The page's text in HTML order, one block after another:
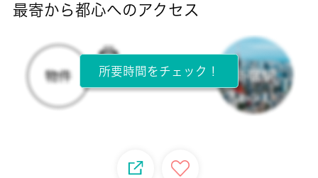
所在階
3階 / 3階建
最寄から都心へのアクセス
所要時間をチェック！